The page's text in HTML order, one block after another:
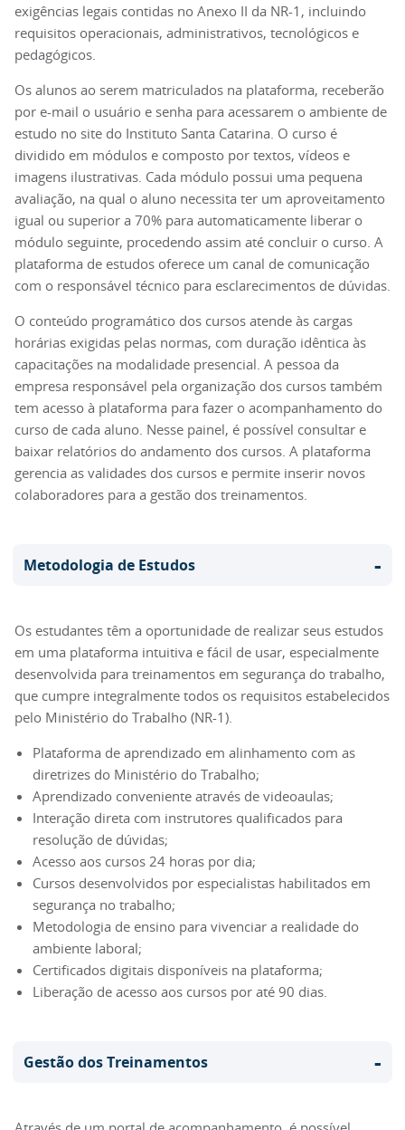
exigências legais contidas no Anexo II da NR-1, incluindo
requisitos operacionais, administrativos, tecnológicos e
pedagógicos.
Os alunos ao serem matriculados na plataforma, receberão
por e-mail o usuário e senha para acessarem o ambiente de
estudo no site do Instituto Santa Catarina. O curso é
dividido em módulos e composto por textos, vídeos e
imagens ilustrativas. Cada módulo possui uma pequena
avaliação, na qual o aluno necessita ter um aproveitamento
igual ou superior a 70% para automaticamente liberar o
módulo seguinte, procedendo assim até concluir o curso. A
plataforma de estudos oferece um canal de comunicação
com o responsável técnico para esclarecimentos de dúvidas.
O conteúdo programático dos cursos atende às cargas
horárias exigidas pelas normas, com duração idêntica às
capacitações na modalidade presencial. A pessoa da
empresa responsável pela organização dos cursos também
tem acesso à plataforma para fazer o acompanhamento do
curso de cada aluno. Nesse painel, é possível consultar e
baixar relatórios do andamento dos cursos. A plataforma
gerencia as validades dos cursos e permite inserir novos
colaboradores para a gestão dos treinamentos.
Metodologia de Estudos -
Os estudantes têm a oportunidade de realizar seus estudos
em uma plataforma intuitiva e fácil de usar, especialmente
desenvolvida para treinamentos em segurança do trabalho,
que cumpre integralmente todos os requisitos estabelecidos
pelo Ministério do Trabalho (NR-1).
Plataforma de aprendizado em alinhamento com as
diretrizes do Ministério do Trabalho;
Aprendizado conveniente através de videoaulas;
Interação direta com instrutores qualificados para
resolução de dúvidas;
Acesso aos cursos 24 horas por dia;
Cursos desenvolvidos por especialistas habilitados em
segurança no trabalho;
Metodologia de ensino para vivenciar a realidade do
ambiente laboral;
Certificados digitais disponíveis na plataforma;
Liberação de acesso aos cursos por até 90 dias.
Gestão dos Treinamentos -